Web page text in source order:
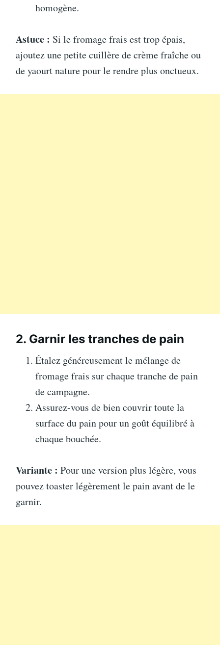
homogène.
Astuce : Si le fromage frais est trop épais,
ajoutez une petite cuillère de crème fraîche ou
de yaourt nature pour le rendre plus onctueux.
2. Garnir les tranches de pain
Étalez généreusement le mélange de
fromage frais sur chaque tranche de pain
de campagne.
Assurez-vous de bien couvrir toute la
surface du pain pour un goût équilibré à
chaque bouchée.
Variante : Pour une version plus légère, vous
pouvez toaster légèrement le pain avant de le
garnir.